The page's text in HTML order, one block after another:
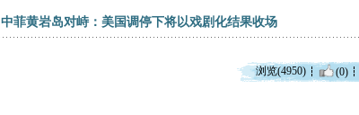
中菲黄岩岛对峙：美国调停下将以戏剧化结果收场
浏览(4950) (0)